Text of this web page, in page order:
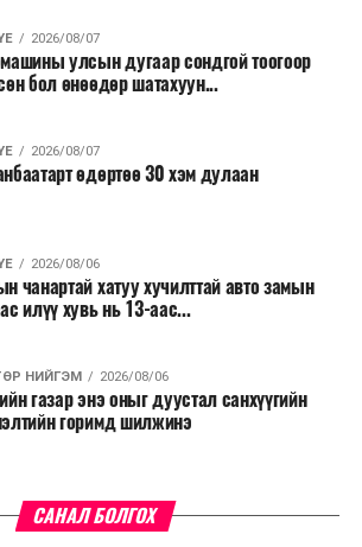
2026/08/07
улсын дугаар сондгой тоогоор
бол өнөөдөр шатахуун...
2026/08/07
өдөртөө 30 хэм дулаан
2026/08/06
чанартай хатуу хучилттай авто замын
илүү хувь нь 13-аас...
НИЙГЭМ 2026/08/06
газар энэ оныг дуустал санхүүгийн
горимд шилжинэ
САНАЛ БОЛГОХ